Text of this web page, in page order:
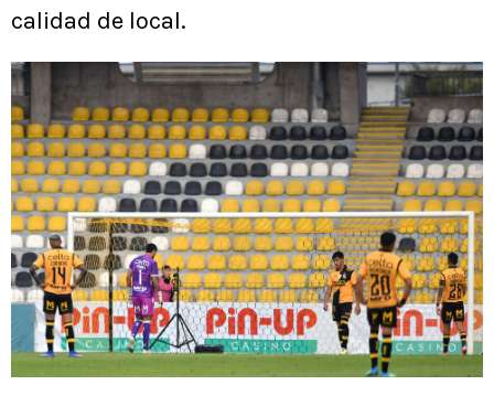
calidad de local.